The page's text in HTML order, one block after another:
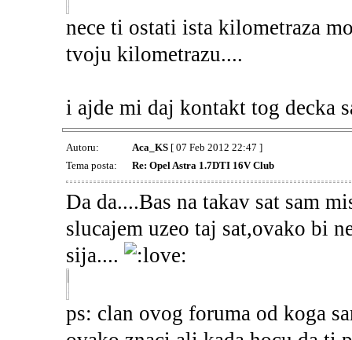
nece ti ostati ista kilometraza
tvoju kilometrazu....
i ajde mi daj kontakt tog decka
Autoru: Aca_KS[ 07 Feb 2012 22:47 ]
Tema posta:
Re: Opel Astra 1.7DTI 16V Club
Da da....Bas na takav sat sam
slucajem uzeo taj sat,ovako bi
sija....
ps: clan ovog foruma od koga